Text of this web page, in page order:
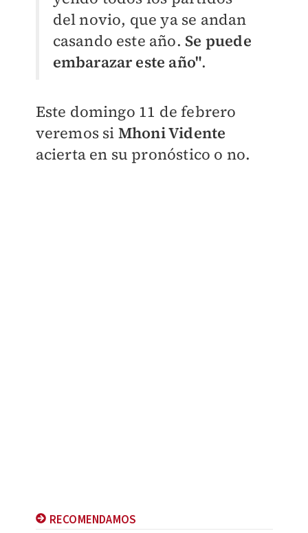
del novio, que ya se andan
casando este año. Se puede
embarazar este año".
Este domingo 11 de febrero
veremos si Mhoni Vidente
acierta en su pronóstico o no.
RECOMENDAMOS